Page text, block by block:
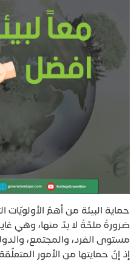
حماية البيئة من أهمّ الأولويّات
ضرورةً ملحّةً لا بدّ منها، وهي
مستوى الفرد، والمجتمع،
إذ إنّ حمايتها من الأمور